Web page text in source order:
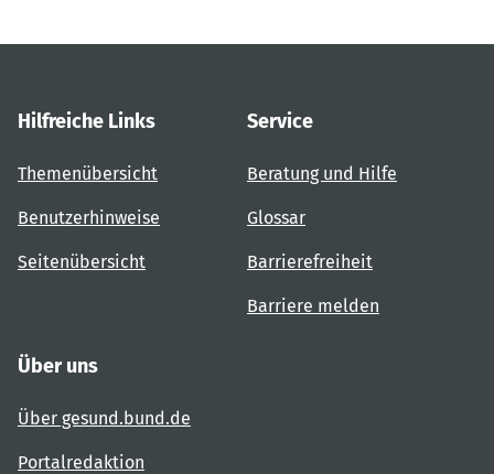
Hilfreiche Links
Themenübersicht
Benutzerhinweise
Seitenübersicht
Service
Beratung und Hilfe
Glossar
Barrierefreiheit
Barriere melden
Über uns
Über gesund.bund.de
Portalredaktion